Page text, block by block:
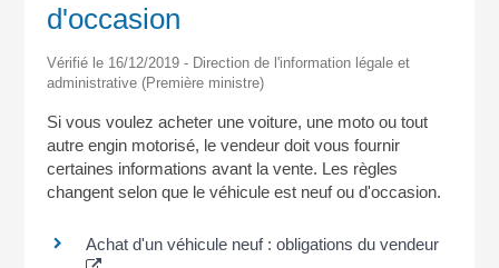
d'occasion
Vérifié le 16/12/2019 - Direction de l'information légale et
administrative (Première ministre)
Si vous voulez acheter une voiture, une moto ou tout
autre engin motorisé, le vendeur doit vous fournir
certaines informations avant la vente. Les règles
changent selon que le véhicule est neuf ou d'occasion.
Achat d'un véhicule neuf : obligations du vendeur